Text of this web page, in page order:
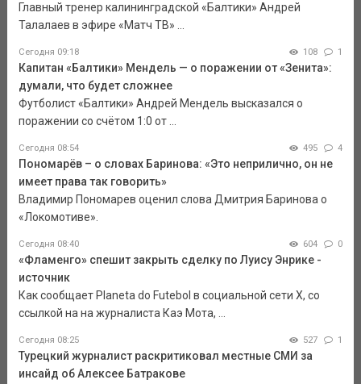
Главный тренер калининградской «Балтики» Андрей
Талалаев в эфире «Матч ТВ» ...
Сегодня 09:18 108 1
Капитан «Балтики» Мендель — о поражении от «Зенита»:
думали, что будет сложнее
Футболист «Балтики» Андрей Мендель высказался о
поражении со счётом 1:0 от ...
Сегодня 08:54 495 4
Пономарёв – о словах Баринова: «Это неприлично, он не
имеет права так говорить»
Владимир Пономарев оценил слова Дмитрия Баринова о
«Локомотиве».
Сегодня 08:40 604 0
«Фламенго» спешит закрыть сделку по Луису Энрике -
источник
Как сообщает Planeta do Futebol в социальной сети Х, со
ссылкой на на журналиста Каэ Мота, ...
Сегодня 08:25 527 1
Турецкий журналист раскритиковал местные СМИ за
инсайд об Алексее Батракове